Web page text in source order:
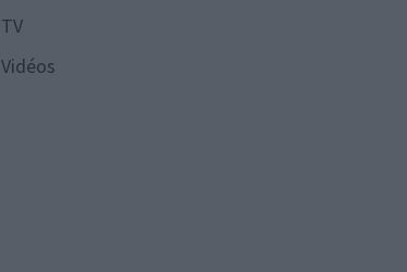
TV
Vidéos